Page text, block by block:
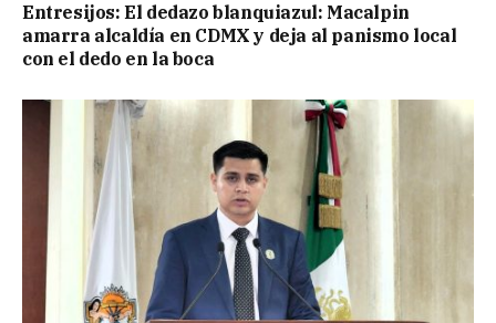
Entresijos: El dedazo blanquiazul: Macalpin
amarra alcaldía en CDMX y deja al panismo local
con el dedo en la boca